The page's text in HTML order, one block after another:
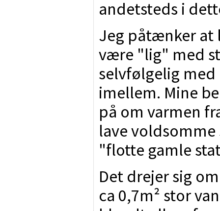
andetsteds i
Jeg påtænker at
være "lig" med
selvfølgelig
imellem. Mine
på om varmen
lave
"flotte gamle
Det drejer sig
ca 0,7m² stor